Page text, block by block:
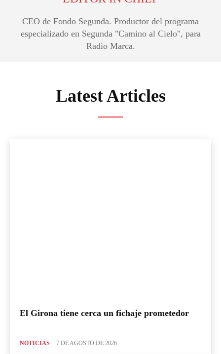
CEO de Fondo Segunda. Productor del programa
especializado en Segunda "Camino al Cielo", para
Radio Marca.
Latest Articles
El Girona tiene cerca un fichaje prometedor
NOTICIAS 7 DE AGOSTO DE 2026